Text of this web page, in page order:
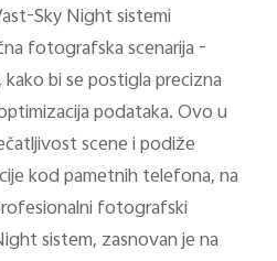
Sky Night sistemi
fotografska scenarija -
bi se postigla precizna
podataka. Ovo u
scene i podiže
kod pametnih telefona, na
fotografski
sistem, zasnovan je na